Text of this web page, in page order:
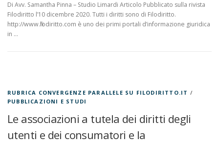
Di Avv. Samantha Pinna – Studio Limardi Articolo Pubblicato sulla rivista
Filodiritto l’10 dicembre 2020. Tutti i diritti sono di Filodiritto.
http://www.filodiritto.com è uno dei primi portali d’informazione giuridica
in …
RUBRICA CONVERGENZE PARALLELE SU FILODIRITTO.IT /
PUBBLICAZIONI E STUDI
Le associazioni a tutela dei diritti degli
utenti e dei consumatori e la